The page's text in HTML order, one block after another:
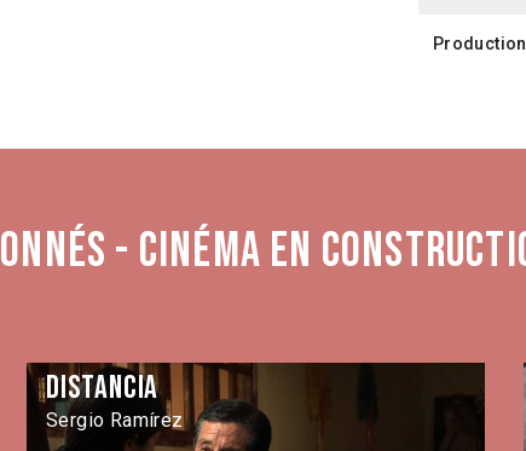
Production
- Cinéma en
Distancia
Sergio Ramírez